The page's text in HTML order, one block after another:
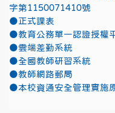
字第1150071410號
●正式課表
●教育公務單一認證授權
●雲端差勤系統
●全國教師研習系統
●教師網路郵局
●本校資通安全管理實施